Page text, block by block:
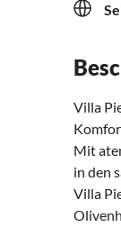
Villa
Mit
in den
Villa